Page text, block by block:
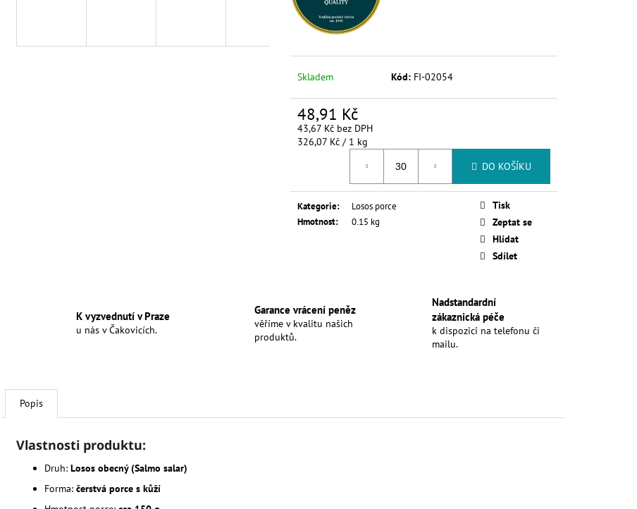
Skladem Kód: FI-02054
48,91 Kč
43,67 Kč bez DPH
Měrná
326,07 Kč / 1 kg
DO KOŠÍKU
Kategorie:
Losos porce
Hmotnost: 0.15 kg
Tisk
Zeptat se
Hlídat
Sdílet
K vyzvednutí v Praze
u nás v Čakovicích.
Garance vrácení peněz
věříme v kvalitu našich
produktů.
Nadstandardní
zákaznická péče
k dispozici na telefonu či
mailu.
Popis
Vlastnosti produktu:
Druh: Losos obecný (Salmo salar)
Forma: čerstvá porce s kůží